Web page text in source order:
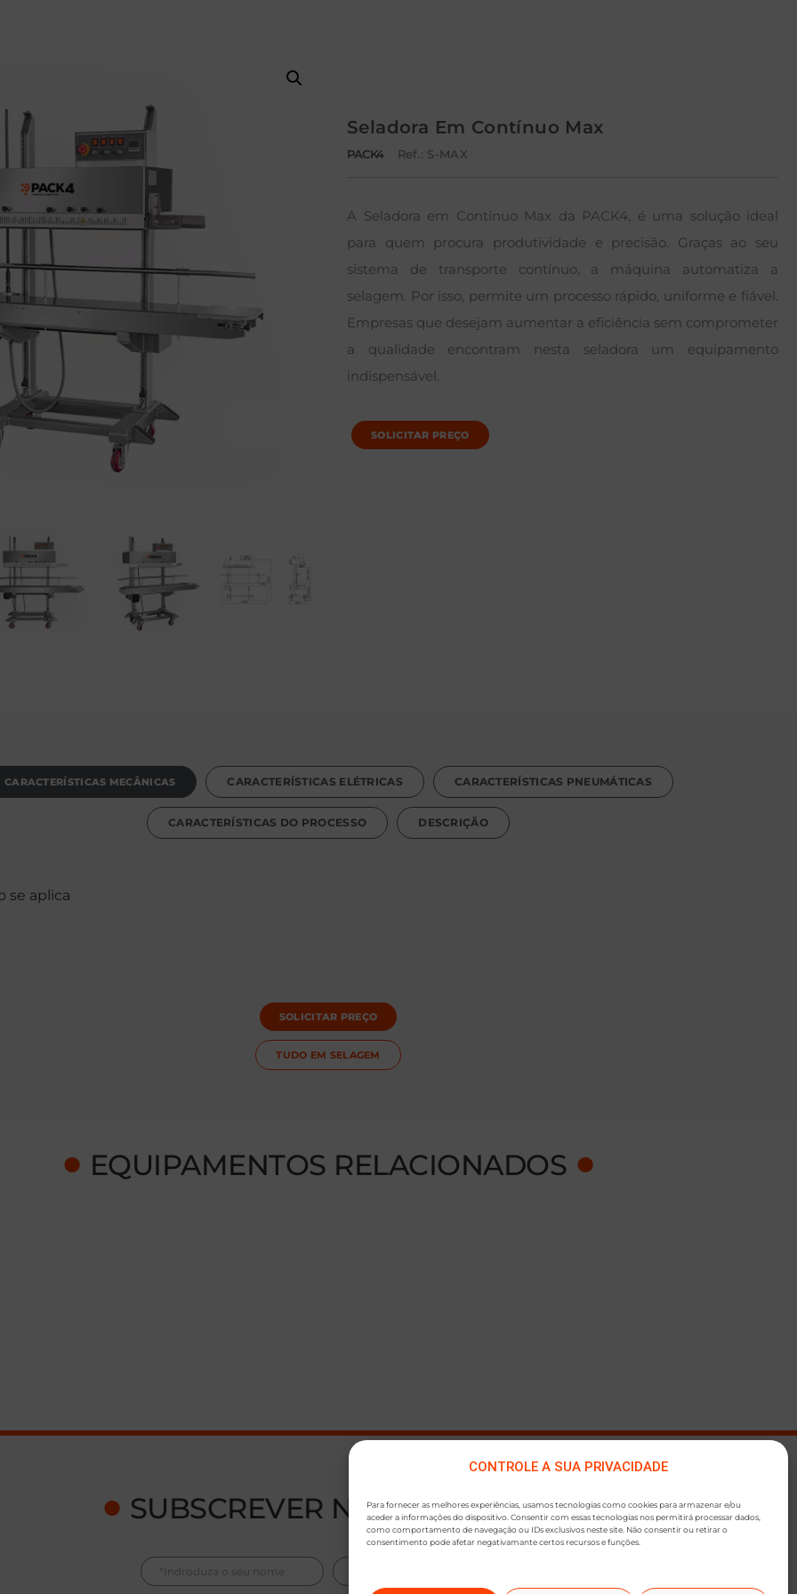
CONTROLE A SUA PRIVACIDADE
Para fornecer as melhores experiências, usamos tecnologias como cookies para armazenar e/ou
aceder a informações do dispositivo. Consentir com essas tecnologias nos permitirá processar dados,
como comportamento de navegação ou IDs exclusivos neste site. Não consentir ou retirar o
consentimento pode afetar negativamante certos recursos e funções.
Seladora Em Contínuo Max
PACK4 Ref.: S-MAX
A Seladora em Contínuo Max da PACK4, é uma solução ideal
para quem procura produtividade e precisão. Graças ao seu
sistema de transporte contínuo, a máquina automatiza a
selagem. Por isso, permite um processo rápido, uniforme e fiável.
Empresas que desejam aumentar a eficiência sem comprometer
a qualidade encontram nesta seladora um equipamento
indispensável.
SOLICITAR PREÇO
CARACTERÍSTICAS MECÂNICAS CARACTERÍSTICAS ELÉTRICAS CARACTERÍSTICAS PNEUMÁTICAS
CARACTERÍSTICAS DO PROCESSO DESCRIÇÃO
se aplica
SOLICITAR PREÇO
TUDO EM SELAGEM
● EQUIPAMENTOS RELACIONADOS ●
● SUBSCREVER NEWSLETTER●